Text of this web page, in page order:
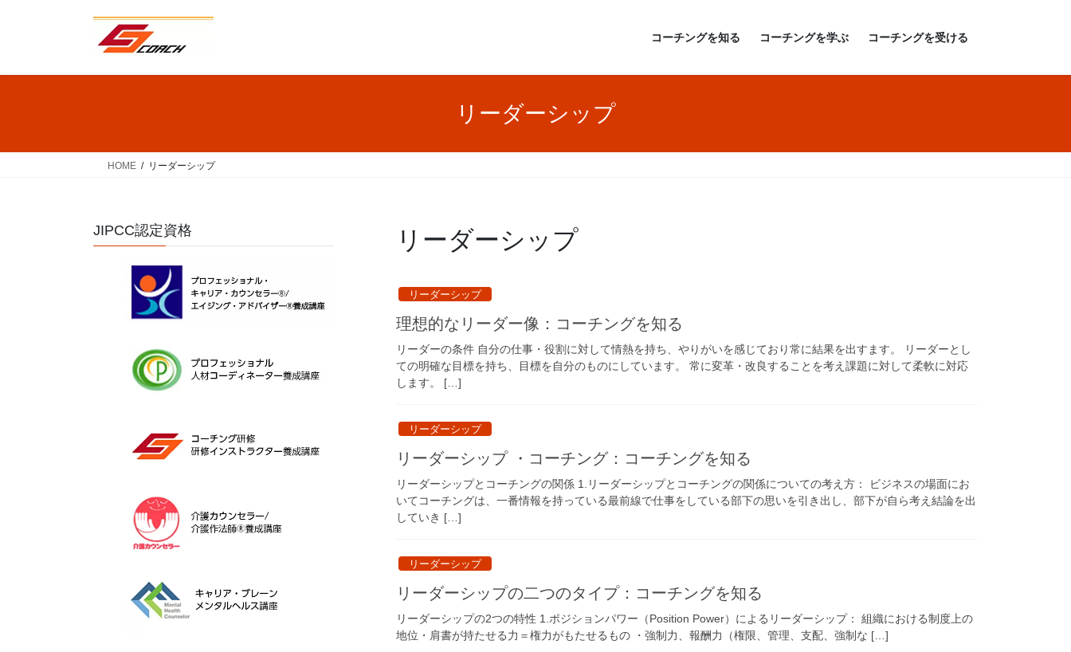
コーチングを知る コーチングを学ぶ コーチングを受ける
リーダーシップ
HOME リーダーシップ
リーダーシップ
リーダーシップ
理想的なリーダー像：コーチングを知る
リーダーの条件 自分の仕事・役割に対して情熱を持ち、やりがいを感じており常に結果を出すます。 リーダーとし
ての明確な目標を持ち、目標を自分のものにしています。 常に変革・改良することを考え課題に対して柔軟に対応
します。 […]
リーダーシップ
リーダーシップ ・コーチング：コーチングを知る
リーダーシップとコーチングの関係 1.リーダーシップとコーチングの関係についての考え方： ビジネスの場面にお
いてコーチングは、一番情報を持っている最前線で仕事をしている部下の思いを引き出し、部下が自ら考え結論を出
していき […]
リーダーシップ
リーダーシップの二つのタイプ：コーチングを知る
リーダーシップの2つの特性 1.ポジションパワー（Position Power）によるリーダーシップ： 組織における制度上の
地位・肩書が持たせる力＝権力がもたせるもの ・強制力、報酬力（権限、管理、支配、強制な […]
JIPCC認定資格